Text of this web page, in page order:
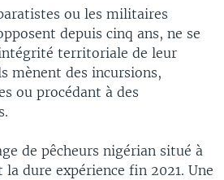
ou les militaires
depuis cinq ans, ne se
territoriale de leur
mènent des incursions,
ou procédant à des
de pêcheurs nigérian situé à
dure expérience fin 2021. Une